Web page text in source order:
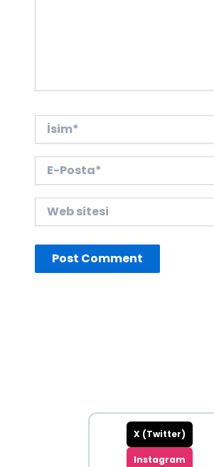
İsim*
Posta*
sitesi
X (Twitter)
Instagram